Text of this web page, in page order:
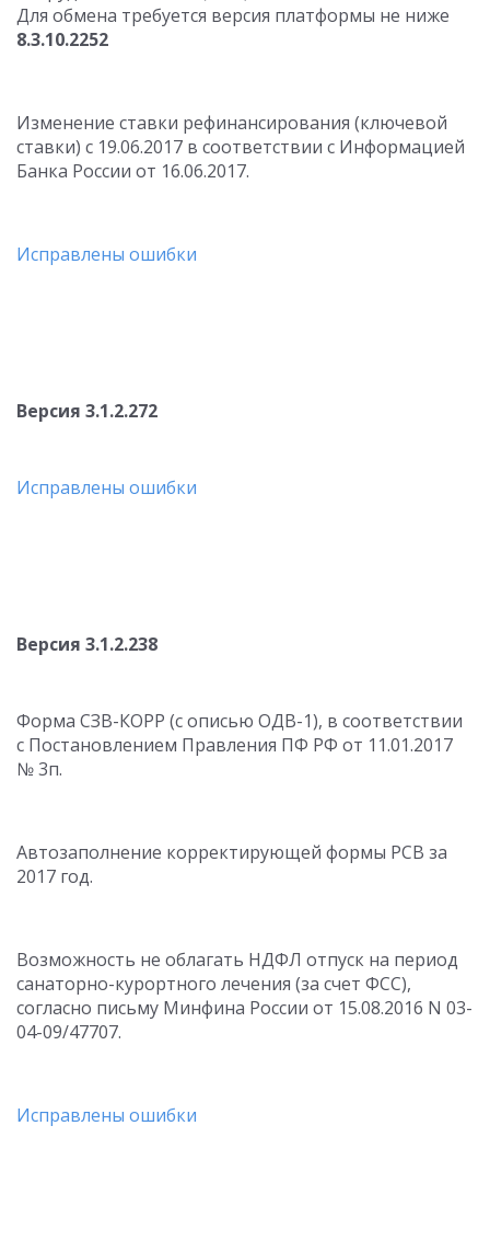
Для обмена требуется версия платформы не ниже
8.3.10.2252
Изменение ставки рефинансирования (ключевой
ставки) с 19.06.2017 в соответствии с Информацией
Банка России от 16.06.2017.
Исправлены ошибки
Версия 3.1.2.272
Исправлены ошибки
Версия 3.1.2.238
Форма СЗВ-КОРР (с описью ОДВ-1), в соответствии
с Постановлением Правления ПФ РФ от 11.01.2017
№ 3п.
Автозаполнение корректирующей формы РСВ за
2017 год.
Возможность не облагать НДФЛ отпуск на период
санаторно-курортного лечения (за счет ФСС),
согласно письму Минфина России от 15.08.2016 N 03-
04-09/47707.
Исправлены ошибки